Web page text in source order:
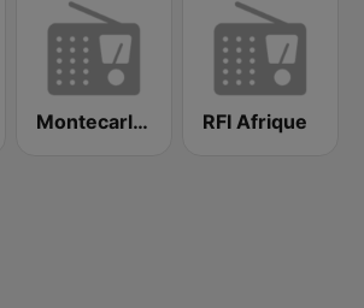
Montecarlo al doualiya (مونت كارلو الدولية) RFI Afrique